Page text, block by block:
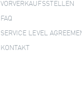
VORVERKAUFSSTELLEN
FAQ
SERVICE LEVEL
KONTAKT